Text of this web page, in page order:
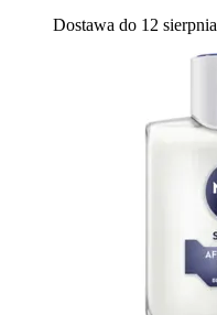
Dostawa do 12 sierpnia